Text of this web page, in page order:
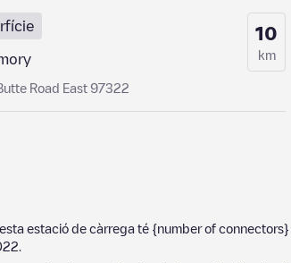
Road East 97322
10
km
estació de càrrega té {number of connectors}